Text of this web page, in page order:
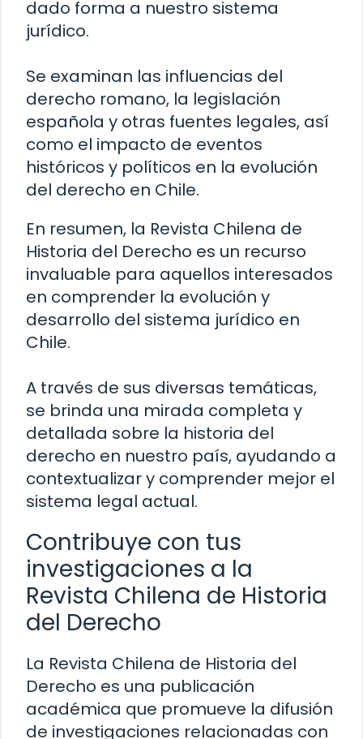
dado forma a nuestro sistema
jurídico.
Se examinan las influencias del
derecho romano, la legislación
española y otras fuentes legales, así
como el impacto de eventos
históricos y políticos en la evolución
del derecho en Chile.
En resumen, la Revista Chilena de
Historia del Derecho es un recurso
invaluable para aquellos interesados
en comprender la evolución y
desarrollo del sistema jurídico en
Chile.
A través de sus diversas temáticas,
se brinda una mirada completa y
detallada sobre la historia del
derecho en nuestro país, ayudando a
contextualizar y comprender mejor el
sistema legal actual.
Contribuye con tus
investigaciones a la
Revista Chilena de Historia
del Derecho
La Revista Chilena de Historia del
Derecho es una publicación
académica que promueve la difusión
de investigaciones relacionadas con